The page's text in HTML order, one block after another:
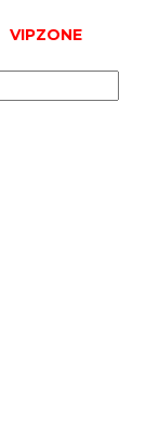
VIPZONE